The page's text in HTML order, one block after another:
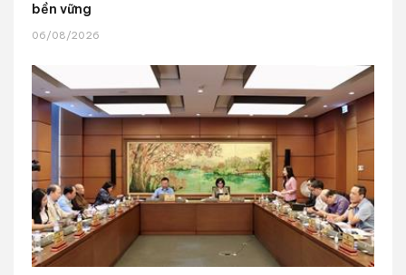
bền vững
06/08/2026